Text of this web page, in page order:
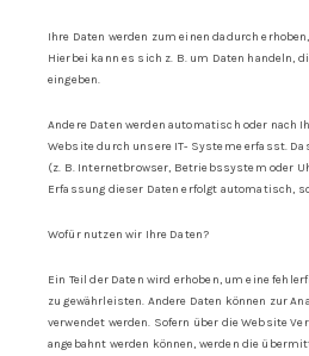
Ihre Daten werden zum einen dadurch
Hierbei kann es sich z. B. um Daten handeln,
eingeben.
Andere Daten werden automatisch oder nach
Website durch unsere IT- Systeme erfasst.
(z. B. Internetbrowser, Betriebssystem oder
Erfassung dieser Daten erfolgt automatisch,
Wofür nutzen wir Ihre Daten?
Ein Teil der Daten wird erhoben, um eine
zu gewährleisten. Andere Daten können zur
verwendet werden. Sofern über die Website
angebahnt werden können, werden die